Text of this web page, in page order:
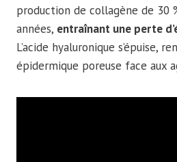
production de collagène de 30
années, entraînant une perte
L’acide hyaluronique s’épuise,
épidermique poreuse face aux